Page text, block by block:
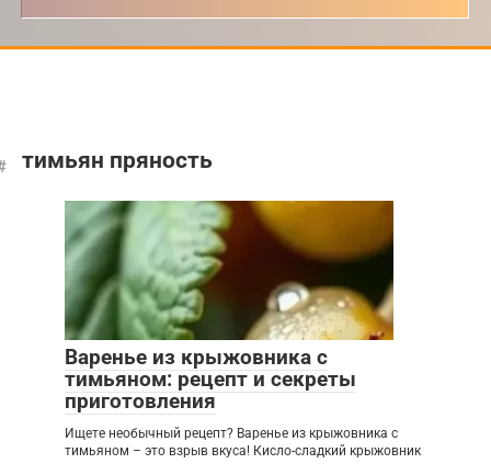
тимьян пряность
Варенье из крыжовника с
тимьяном: рецепт и секреты
приготовления
Ищете необычный рецепт? Варенье из крыжовника с
тимьяном – это взрыв вкуса! Кисло-сладкий крыжовник